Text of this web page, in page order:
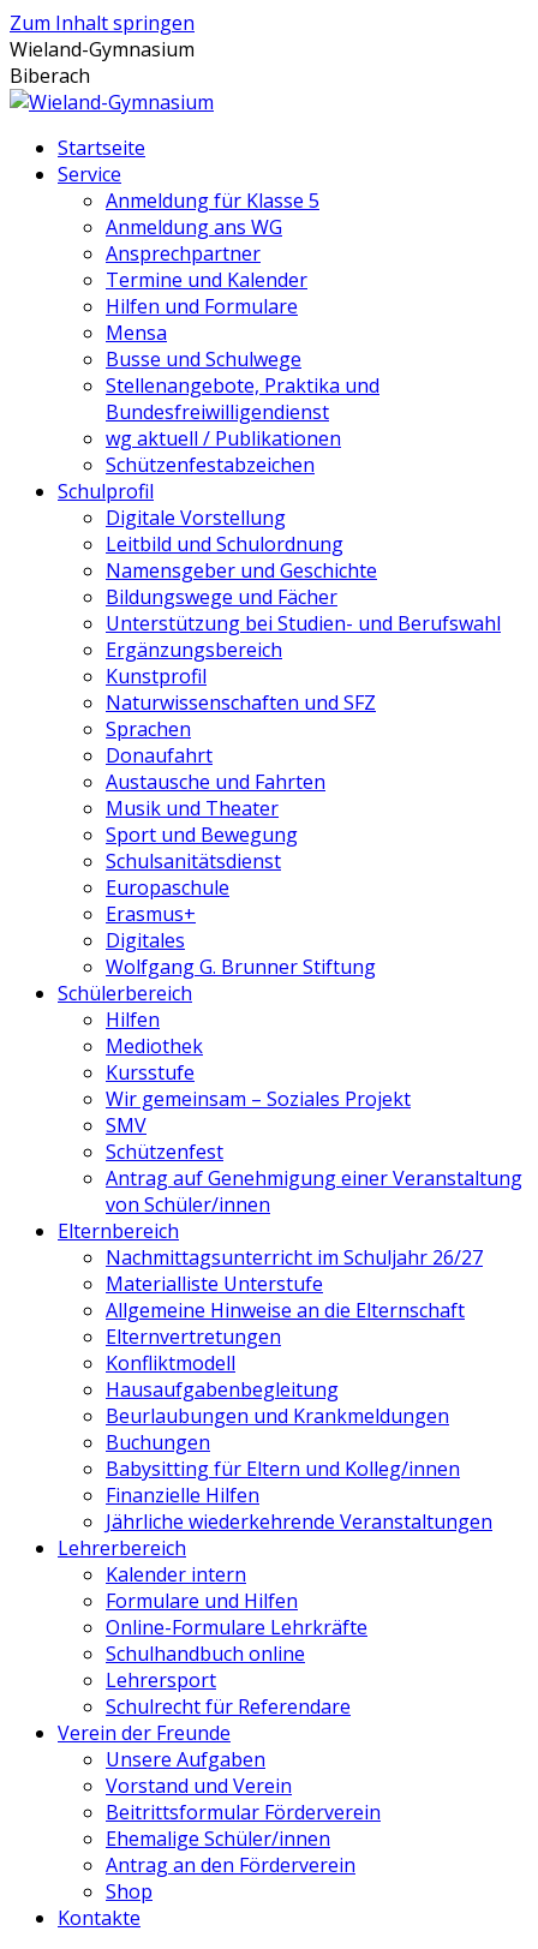
Zum Inhalt springen
Wieland-Gymnasium
Biberach
Startseite
Service
Anmeldung für Klasse 5
Anmeldung ans WG
Ansprechpartner
Termine und Kalender
Hilfen und Formulare
Mensa
Busse und Schulwege
Stellenangebote, Praktika und
Bundesfreiwilligendienst
wg aktuell / Publikationen
Schützenfestabzeichen
Schulprofil
Digitale Vorstellung
Leitbild und Schulordnung
Namensgeber und Geschichte
Bildungswege und Fächer
Unterstützung bei Studien- und Berufswahl
Ergänzungsbereich
Kunstprofil
Naturwissenschaften und SFZ
Sprachen
Donaufahrt
Austausche und Fahrten
Musik und Theater
Sport und Bewegung
Schulsanitätsdienst
Europaschule
Erasmus+
Digitales
Wolfgang G. Brunner Stiftung
Schülerbereich
Hilfen
Mediothek
Kursstufe
Wir gemeinsam – Soziales Projekt
SMV
Schützenfest
Antrag auf Genehmigung einer Veranstaltung
von Schüler/innen
Elternbereich
Nachmittagsunterricht im Schuljahr 26/27
Materialliste Unterstufe
Allgemeine Hinweise an die Elternschaft
Elternvertretungen
Konfliktmodell
Hausaufgabenbegleitung
Beurlaubungen und Krankmeldungen
Buchungen
Babysitting für Eltern und Kolleg/innen
Finanzielle Hilfen
Jährliche wiederkehrende Veranstaltungen
Lehrerbereich
Kalender intern
Formulare und Hilfen
Online-Formulare Lehrkräfte
Schulhandbuch online
Lehrersport
Schulrecht für Referendare
Verein der Freunde
Unsere Aufgaben
Vorstand und Verein
Beitrittsformular Förderverein
Ehemalige Schüler/innen
Antrag an den Förderverein
Shop
Kontakte